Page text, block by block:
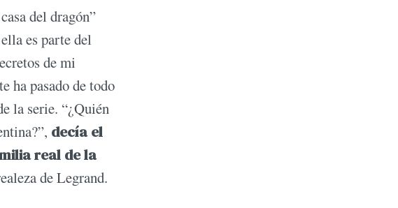
del dragón”
es parte del
de mi
ha pasado de todo
la serie. “¿Quién
decía el
real de la
de Legrand.